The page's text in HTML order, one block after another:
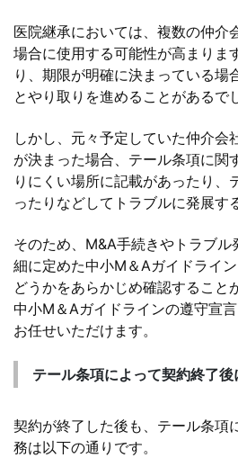
医院継承においては、複数の仲介
場合に使用する可能性が高まりま
り、期限が明確に決まっている場
とやり取りを進めることがあるで
しかし、元々予定していた仲介会
が決まった場合、テール条項に関
りにくい場所に記載があったり、
ったりなどしてトラブルに発展す
そのため、M&A手続きやトラブ
細に定めた中小M＆Aガイドライ
どうかをあらかじめ確認すること
中小M＆Aガイドラインの遵守宣
お任せいただけます。
テール条項によって契約終了
契約が終了した後も、テール条項
務は以下の通りです。